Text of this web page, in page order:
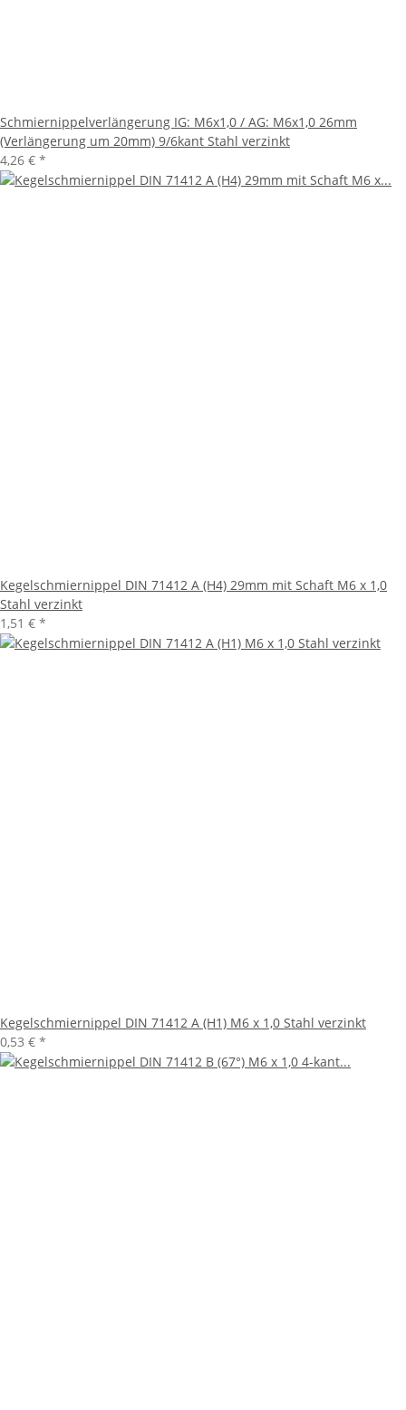
Schmiernippelverlängerung IG: M6x1,0 / AG: M6x1,0 26mm
(Verlängerung um 20mm) 9/6kant Stahl verzinkt
4,26 € *
Kegelschmiernippel DIN 71412 A (H4) 29mm mit Schaft M6 x 1,0
Stahl verzinkt
1,51 € *
Kegelschmiernippel DIN 71412 A (H1) M6 x 1,0 Stahl verzinkt
0,53 € *